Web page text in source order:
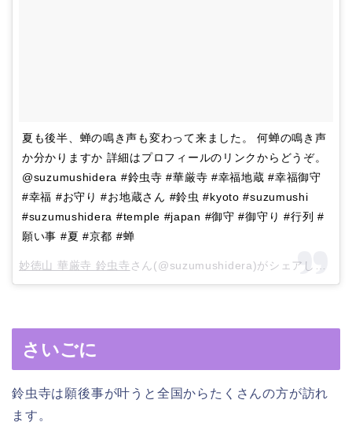
夏も後半、蝉の鳴き声も変わって来ました。 何蝉の鳴き声
か分かりますか 詳細はプロフィールのリンクからどうぞ。
@suzumushidera #鈴虫寺 #華厳寺 #幸福地蔵 #幸福御守
#幸福 #お守り #お地蔵さん #鈴虫 #kyoto #suzumushi
#suzumushidera #temple #japan #御守 #御守り #行列 #
願い事 #夏 #京都 #蝉
妙徳山 華厳寺 鈴虫寺 さん(@suzumushidera)がシェアした投稿 –
さいごに
鈴虫寺は願後事が叶うと全国からたくさんの方が訪れ
ます。